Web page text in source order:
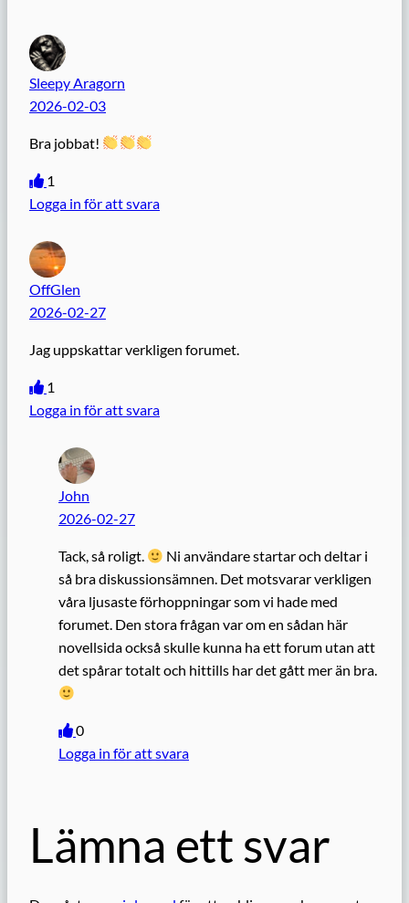
Sleepy Aragorn
2026-02-03
Bra jobbat!
1
Logga in för att svara
OffGlen
2026-02-27
Jag uppskattar verkligen forumet.
1
Logga in för att svara
John
2026-02-27
Tack, så roligt.
Ni användare startar och deltar i
så bra diskussionsämnen. Det motsvarar verkligen
våra ljusaste förhoppningar som vi hade med
forumet. Den stora frågan var om en sådan här
novellsida också skulle kunna ha ett forum utan att
det spårar totalt och hittills har det gått mer än bra.
0
Logga in för att svara
Lämna ett svar